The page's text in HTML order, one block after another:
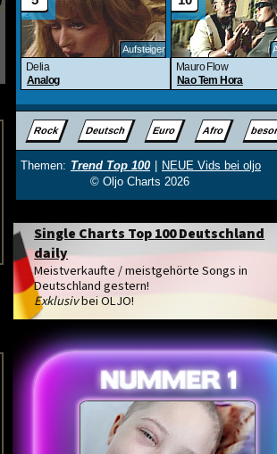
Single Charts Top 100 Deutschland
daily
Meistverkaufte / meistgehörte Songs in
Deutschland gestern!
Exklusivbei OLJO!